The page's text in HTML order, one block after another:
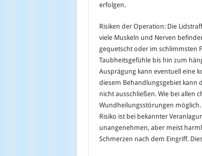
erfolgen.
Risiken der Operation: Die
viele Muskeln und Nerven
gequetscht oder im schlimmsten
Taubheitsgefühle bis hin zum
Ausprägung kann eventuell eine
diesem Behandlungsgebiet kann
nicht ausschließen. Wie bei allen
Wundheilungsstörungen
Risiko ist bei bekannter
unangenehmen, aber meist
Schmerzen nach dem Eingriff.